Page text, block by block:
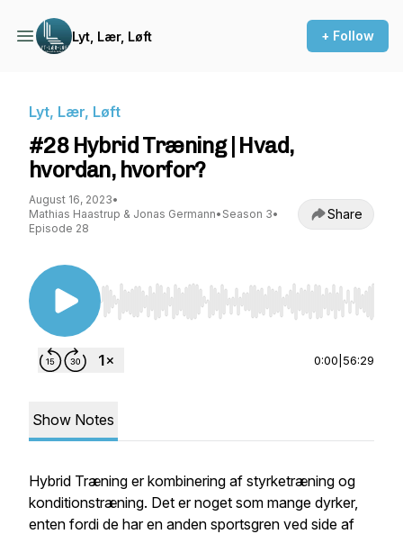
Lyt, Lær, Løft + Follow
Lyt, Lær, Løft
#28 Hybrid Træning | Hvad,
hvordan, hvorfor?
August 16, 2023•
Mathias Haastrup & Jonas Germann• Season 3•
Episode 28
Share
Use Left/Right to seek, Home/End to jump to
0:00 56:29
Show Notes
Hybrid Træning er kombinering af styrketræning og
konditionstræning. Det er noget som mange dyrker,
enten fordi de har en anden sportsgren ved side af